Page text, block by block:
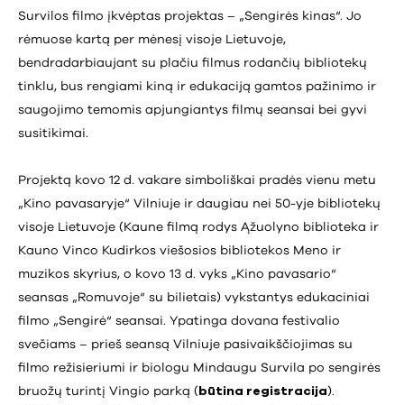
Survilos filmo įkvėptas projektas – „Sengirės kinas“. Jo
rėmuose kartą per mėnesį visoje Lietuvoje,
bendradarbiaujant su plačiu filmus rodančių bibliotekų
tinklu, bus rengiami kiną ir edukaciją gamtos pažinimo ir
saugojimo temomis apjungiantys filmų seansai bei gyvi
susitikimai.
Projektą kovo 12 d. vakare simboliškai pradės vienu metu
„Kino pavasaryje“ Vilniuje ir daugiau nei 50-yje bibliotekų
visoje Lietuvoje (Kaune filmą rodys Ąžuolyno biblioteka ir
Kauno Vinco Kudirkos viešosios bibliotekos Meno ir
muzikos skyrius, o kovo 13 d. vyks „Kino pavasario“
seansas „Romuvoje“ su bilietais) vykstantys edukaciniai
filmo „Sengirė“ seansai. Ypatinga dovana festivalio
svečiams – prieš seansą Vilniuje pasivaikščiojimas su
filmo režisieriumi ir biologu Mindaugu Survila po sengirės
bruožų turintį Vingio parką ( būtina registracija).